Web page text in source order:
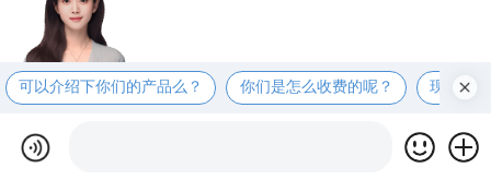
可以介绍下你们的产品么？ 你们是怎么收费的呢？ 现在有